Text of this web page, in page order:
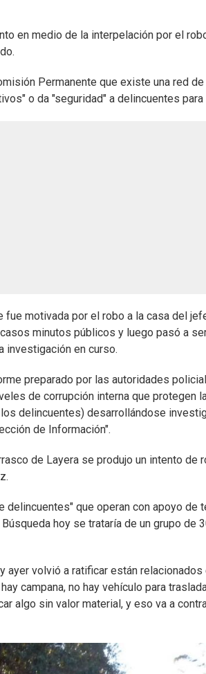
en medio de la interpelación por el
Permanente que existe una red
o da "seguridad" a delincuentes
fue motivada por el robo a la casa del
minutos públicos y luego pasó a
investigación en curso.
preparado por las autoridades
de corrupción interna que protegen
delincuentes) desarrollándose
de Información".
de Layera se produjo un intento de
que operan con apoyo de
hoy se trataría de un grupo de
volvió a ratificar están relacionados
campana, no hay vehículo para
algo sin valor material, y eso va a